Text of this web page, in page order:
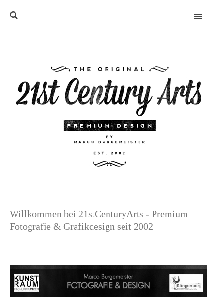
MENU
Willkommen bei 21stCenturyArts - Premium
Fotografie & Grafikdesign seit 2002